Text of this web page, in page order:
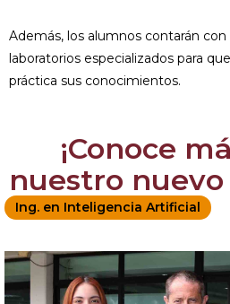
Además, los alumnos contarán
laboratorios especializados para
práctica sus conocimientos.
¡Conoce
nuestro
Ing. en Inteligencia Artificial